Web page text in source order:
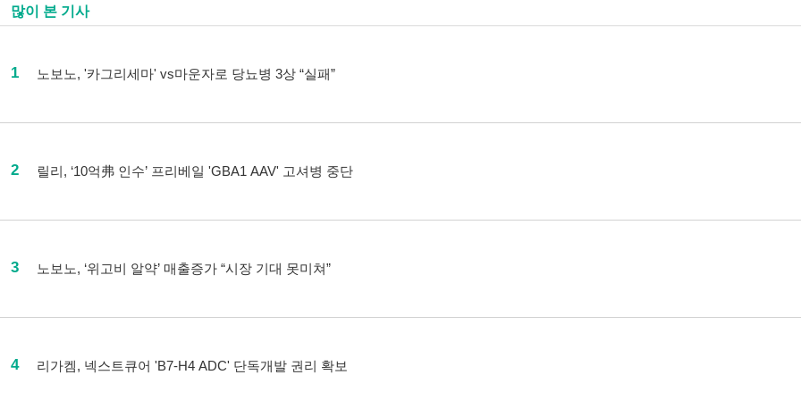
많이 본 기사
1 노보노, '카그리세마' vs마운자로 당뇨병 3상 “실패”
2 릴리, ‘10억弗 인수’ 프리베일 'GBA1 AAV' 고셔병 중단
3 노보노, ‘위고비 알약’ 매출증가 “시장 기대 못미쳐”
4 리가켐, 넥스트큐어 'B7-H4 ADC' 단독개발 권리 확보